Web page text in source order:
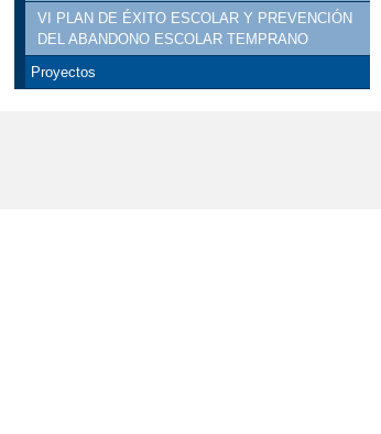
VI PLAN DE ÉXITO ESCOLAR Y PREVENCIÓN
DEL ABANDONO ESCOLAR TEMPRANO
Proyectos